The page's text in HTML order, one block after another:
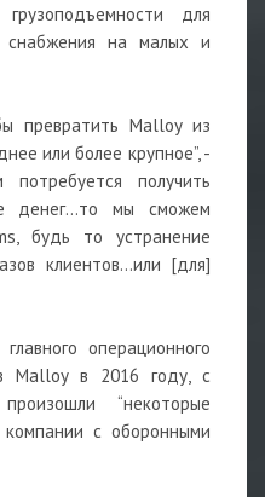
для
снабжения на малых и
превратить Malloy из
или более крупное”, -
получить
денег...то мы сможем
будь то устранение
клиентов...или [для]
операционного
Malloy в 2016 году, с
“некоторые
с оборонными